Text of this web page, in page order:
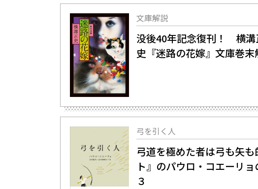
文庫解説
没後40年記念復刊！ 横溝
史『迷路の花嫁』文庫巻末
弓を引く人
弓道を極めた者は弓も矢も
ト』のパウロ・コエーリ
３